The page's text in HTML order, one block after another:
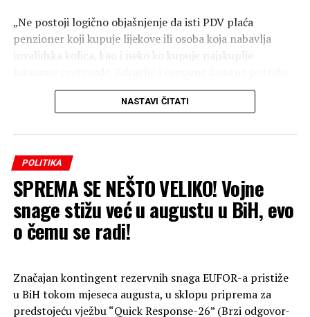
00:00
Potpuna pokrivenost terena: Analiziran rad svih
opštinskih i gradskih odbora od Trebinja do Novog
Grada.
„Ne postoji logično objašnjenje da isti PDV plaća
penzioner koji kupuje lijekove ili osoba koja nabavlja
invalidska kolica, kao i neko ko kupuje najskuplje
jednostavno ne smiju biti luksuz!“ — istakao je
Koji su naredni koraci?
Stanivuković se posebno zahvalio građanima Teslića na
odzivu i podršci, naglasivši da ovo nije samo jednokratna
akcija, već početak šire borbe na nivou cijele zemlje:
Masovna podrška: Svaki prikupljeni potpis predstavlja
jasnu poruku naroda da želi državu koja brine o svojim
Obilazak svih opština: Akcija prikupljanja potpisa
nastavlja se širom Srpske, od grada do grada.
NASTAVI ČITATI
POLITIKA
SPREMA SE NEŠTO VELIKO! Vojne
snage stižu već u augustu u BiH, evo
o čemu se radi!
Značajan kontingent rezervnih snaga EUFOR-a pristiže
u BiH tokom mjeseca augusta, u sklopu priprema za
predstojeću vježbu “Quick Response-26” (Brzi odgovor-